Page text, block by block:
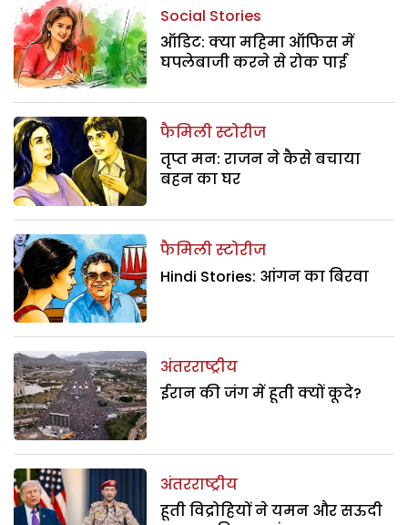
Social Stories
ऑडिट: क्या महिमा ऑफिस में
घपलेबाजी करने से रोक पाई
फैमिली स्टोरीज
तृप्त मन: राजन ने कैसे बचाया
बहन का घर
फैमिली स्टोरीज
Hindi Stories: आंगन का बिरवा
अंतरराष्ट्रीय
ईरान की जंग में हूती क्यों कूदे?
अंतरराष्ट्रीय
हूती विद्रोहियों ने यमन और सऊदी